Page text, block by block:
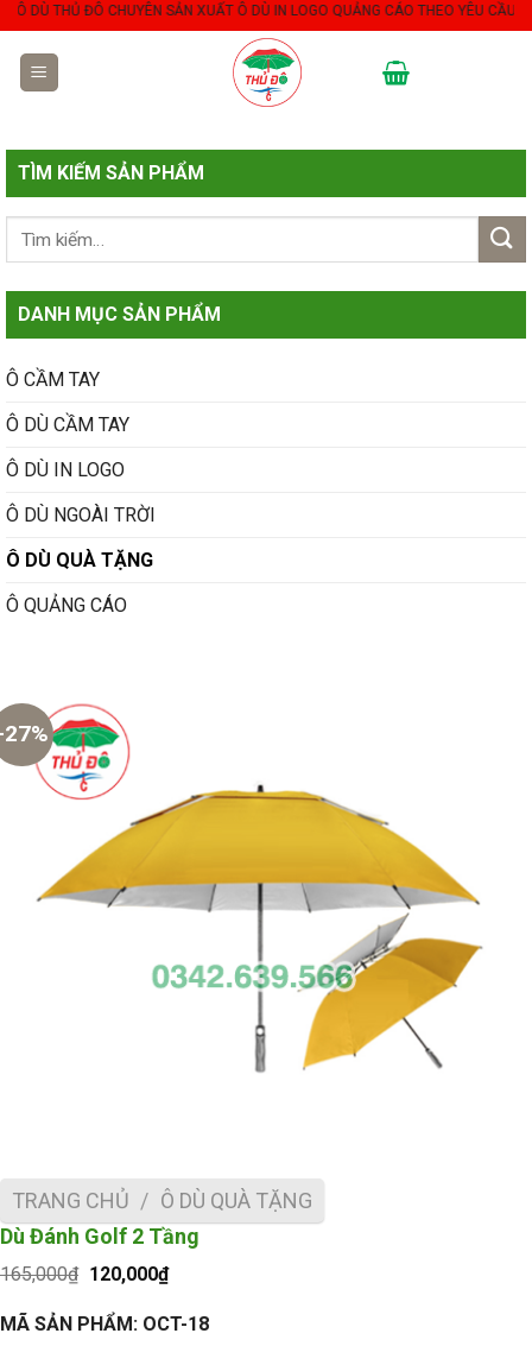
Skip
content
THỦ ĐÔ CHUYÊN SẢN XUẤT Ô DÙ IN LOGO QUẢNG CÁO THEO YÊU CẦU.
TÌM KIẾM SẢN PHẨM
DANH MỤC SẢN PHẨM
Ô CẦM TAY
Ô DÙ CẦM TAY
Ô DÙ IN LOGO
Ô DÙ NGOÀI TRỜI
Ô DÙ QUÀ TẶNG
Ô QUẢNG CÁO
TRANG CHỦ / Ô DÙ QUÀ TẶNG
Dù Đánh Golf 2 Tầng
165,000₫ Giá
là:
165,000₫.
120,000₫Giá
tại
là:
MÃ SẢN PHẨM: OCT-18